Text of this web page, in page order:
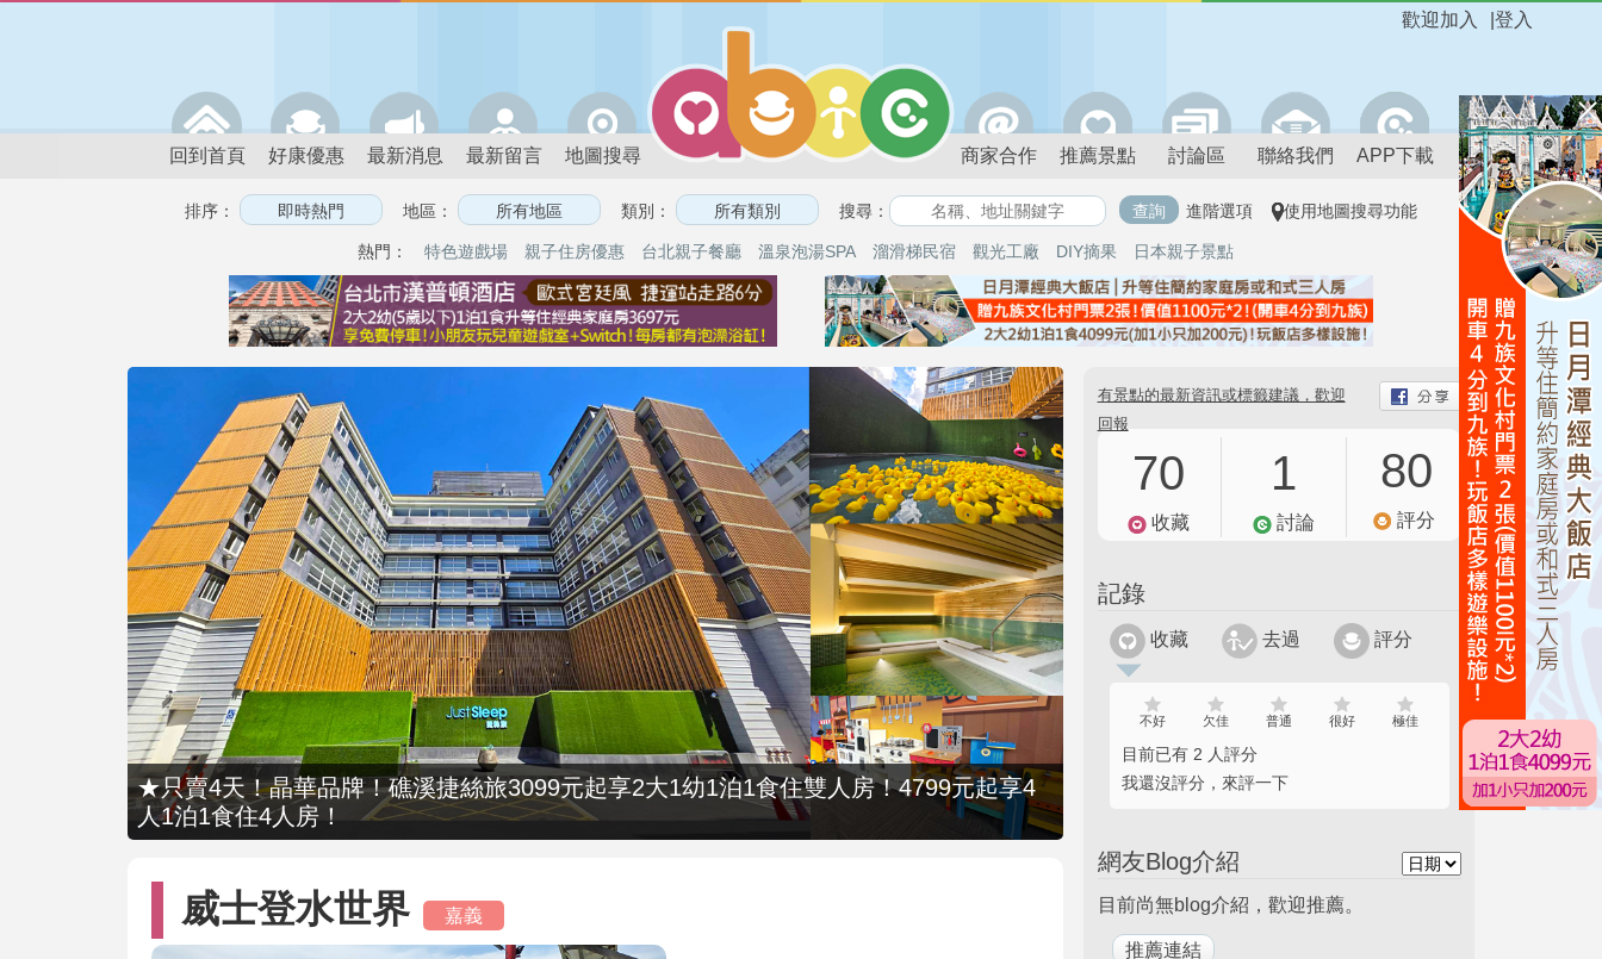
登入
歡迎加入
回到首頁 好康優惠 最新消息 最新留言 地圖搜尋 商家合作 推薦景點 討論區 聯絡我們 APP下載
排序： 地區： 類別： 搜尋： 進階選項 使用地圖搜尋功能
熱門： 特色遊戲場 親子住房優惠 台北親子餐廳 溫泉泡湯SPA 溜滑梯民宿 觀光工廠 DIY摘果 日本親子景點
★只賣4天！晶華品牌！礁溪捷絲旅3099元起享2大1幼1泊1食住雙人房！4799元起享4
人1泊1食住4人房！
威士登水世界 嘉義
有景點的最新資訊或標籤建議，歡迎
回報
70
收藏
1
討論
80
評分
記錄
收藏 去過 評分
不好 欠佳 普通 很好 極佳
目前已有 2 人評分
我還沒評分，來評一下
網友Blog介紹
目前尚無blog介紹，歡迎推薦。